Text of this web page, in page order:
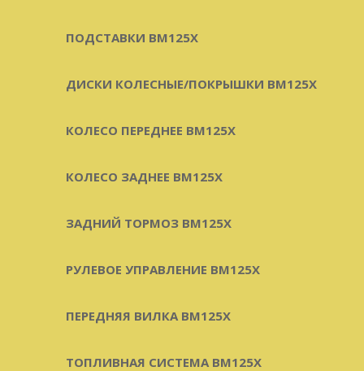
ПОДСТАВКИ BM125X
ДИСКИ КОЛЕСНЫЕ/ПОКРЫШКИ BM125X
КОЛЕСО ПЕРЕДНЕЕ BM125X
КОЛЕСО ЗАДНЕЕ BM125X
ЗАДНИЙ ТОРМОЗ BM125X
РУЛЕВОЕ УПРАВЛЕНИЕ BM125X
ПЕРЕДНЯЯ ВИЛКА BM125X
ТОПЛИВНАЯ СИСТЕМА BM125X